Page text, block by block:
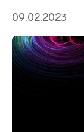
09.02.2023